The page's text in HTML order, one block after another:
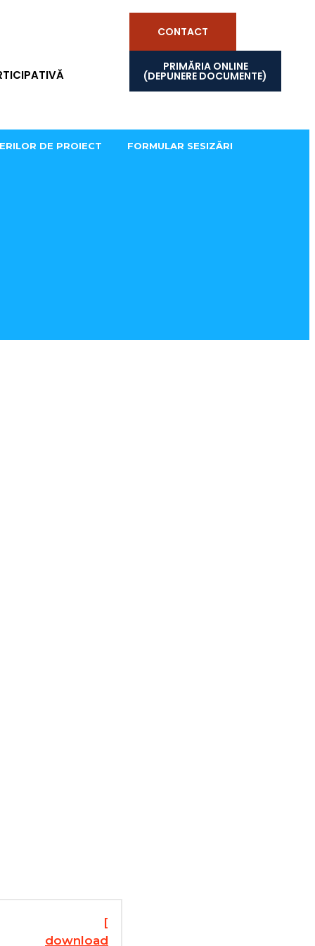
CONTACT
PRIMĂRIA ONLINE
(DEPUNERE DOCUMENTE)
DE PROIECT FORMULAR SESIZĂRI
[
download